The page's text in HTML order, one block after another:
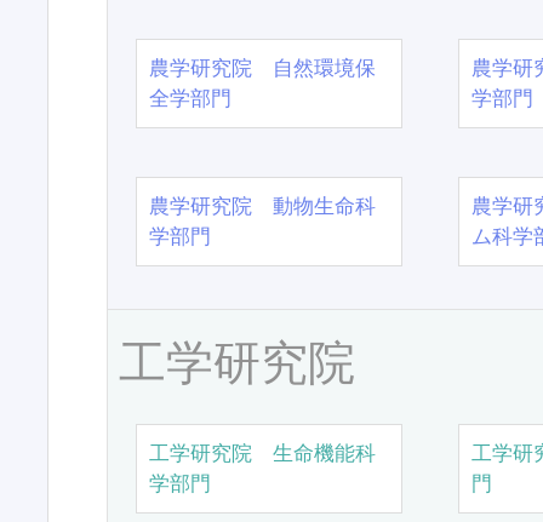
農学研究院 自然環境保
全学部門
農学
学部門
農学研究院 動物生命科
学部門
農学
ム科学
工学研究院
工学研究院 生命機能科
学部門
工学研
門